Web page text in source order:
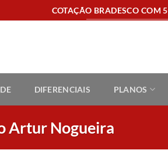
COTAÇÃO BRADESCO COM
DIFERENCIAIS PLANOS
Artur Nogueira